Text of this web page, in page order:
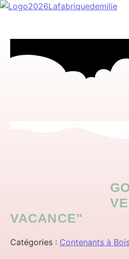
VACANCE"
Catégories : Contenants à